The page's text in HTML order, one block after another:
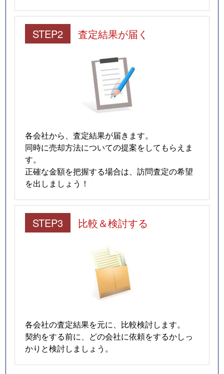
STEP2 査定結果が届く
各会社から、査定結果が届きます。
同時に売却方法についての提案をしてもらえま
す。
正確な金額を把握する場合は、訪問査定の希望
を出しましょう！
STEP3 比較＆検討する
各会社の査定結果を元に、比較検討します。
契約をする前に、どの会社に依頼をするかしっ
かりと検討しましょう。